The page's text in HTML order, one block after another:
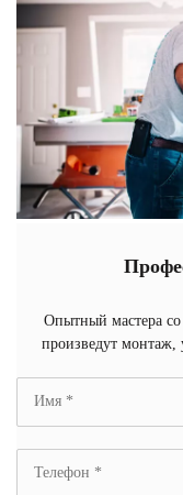
Опытный мастера со
произведут монтаж,